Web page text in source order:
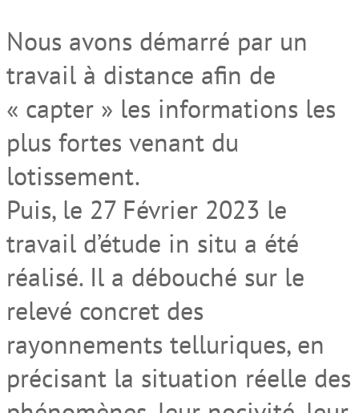
Nous avons démarré par un
travail à distance afin de
« capter » les informations les
plus fortes venant du
lotissement.
Puis, le 27 Février 2023 le
travail d’étude in situ a été
réalisé. Il a débouché sur le
relevé concret des
rayonnements telluriques, en
précisant la situation réelle des